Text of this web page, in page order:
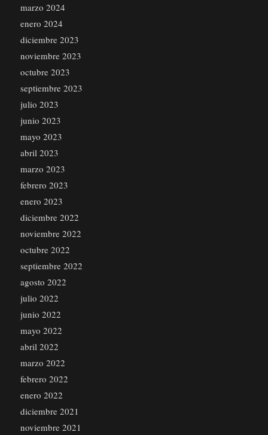
marzo 2024
enero 2024
diciembre 2023
noviembre 2023
octubre 2023
septiembre 2023
julio 2023
junio 2023
mayo 2023
abril 2023
marzo 2023
febrero 2023
enero 2023
diciembre 2022
noviembre 2022
octubre 2022
septiembre 2022
agosto 2022
julio 2022
junio 2022
mayo 2022
abril 2022
marzo 2022
febrero 2022
enero 2022
diciembre 2021
noviembre 2021